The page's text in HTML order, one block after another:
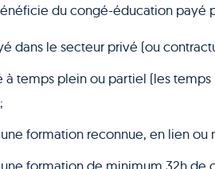
du congé-éducation payé
dans le secteur privé (ou
à temps plein ou partiel (les
une formation reconnue, en lien ou
une formation de minimum 32h de